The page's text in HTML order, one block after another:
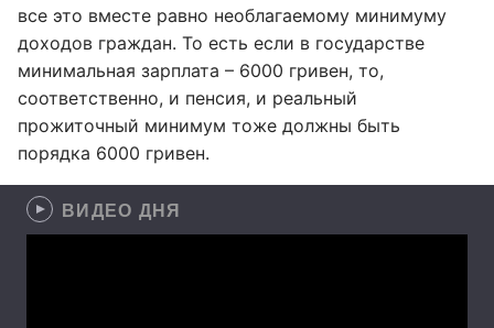
все это вместе равно необлагаемому минимуму
доходов граждан. То есть если в государстве
минимальная зарплата – 6000 гривен, то,
соответственно, и пенсия, и реальный
прожиточный минимум тоже должны быть
порядка 6000 гривен.
ВИДЕО ДНЯ